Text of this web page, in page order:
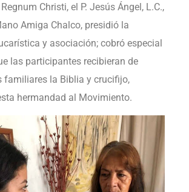
Christi, el P. Jesús Ángel, L.C.,
Amiga Chalco, presidió la
y asociación; cobró especial
las participantes recibieran de
familiares la Biblia y crucifijo,
hermandad al Movimiento.